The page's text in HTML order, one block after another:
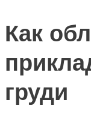
Как
груди